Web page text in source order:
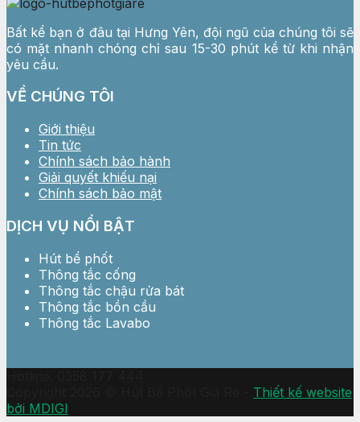
Bất kể bạn ở đâu tại Hưng Yên, đội ngũ của chúng tôi sẽ
có mặt nhanh chóng chỉ sau 15-30 phút kể từ khi nhận
yêu cầu.
VỀ CHÚNG TÔI
Giới thiệu
Tin tức
Chính sách bảo hành
Giải quyết khiếu nại
Chính sách bảo mật
DỊCH VỤ NỔI BẬT
Hút bể phốt
Thông tắc cống
Thông tắc chậu rửa bát
Thông tắc bồn cầu
Thông tắc Lavabo
Thiết kế website
bởi MDIGI